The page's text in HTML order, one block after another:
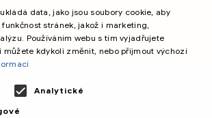
Cestování
Primetime Media s.r.o.
ukládá data, jako jsou soubory cookie, aby
stránek, jakož i marketing,
Používáním webu s tím vyjadřujete
můžete kdykoli změnit, nebo přijmout výchozí
Analytické